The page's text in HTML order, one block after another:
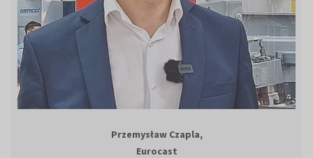
Przemysław Czapla,
Eurocast